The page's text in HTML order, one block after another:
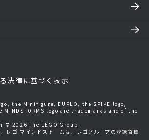
法律に基づく表示
the Minifigure, DUPLO, the SPIKE logo,
MINDSTORMS logo are trademarks and of the
© 2026 The LEGO Group.
レゴ マインドストームは、レゴグループの登録商標